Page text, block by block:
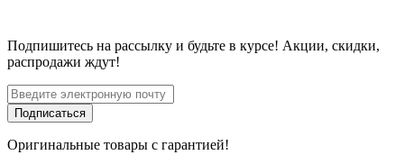
Подпишитесь на рассылку и будьте в курсе! Акции, скидки,
распродажи ждут!
Подписаться
Оригинальные товары с гарантией!